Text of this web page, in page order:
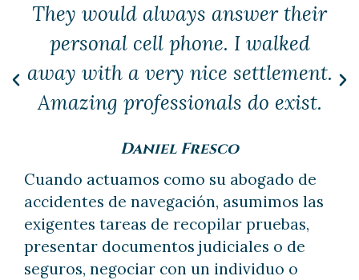
They would always answer their
personal cell phone. I walked
away with a very nice settlement.
Amazing professionals do exist.
Daniel Fresco
Cuando actuamos como su abogado de
accidentes de navegación, asumimos las
exigentes tareas de recopilar pruebas,
presentar documentos judiciales o de
seguros, negociar con un individuo o